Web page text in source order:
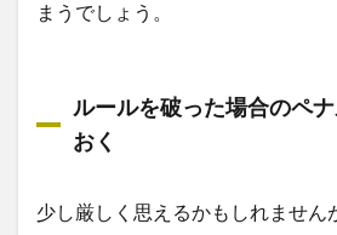
まうでしょう。
ルールを破った場合のペ
おく
少し厳しく思えるかもしれません